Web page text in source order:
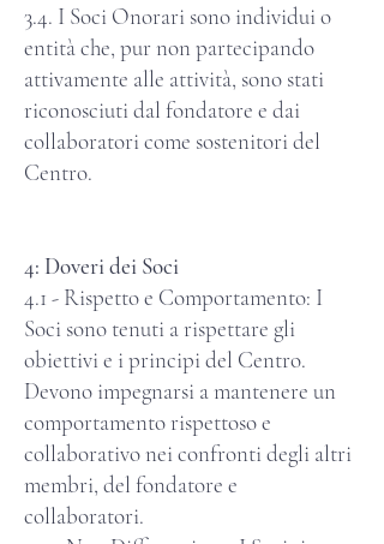
3.4. I Soci Onorari sono individui o
entità che, pur non partecipando
attivamente alle attività, sono stati
riconosciuti dal fondatore e dai
collaboratori come sostenitori del
Centro.
4: Doveri dei Soci
4.1 - Rispetto e Comportamento: I
Soci sono tenuti a rispettare gli
obiettivi e i principi del Centro.
Devono impegnarsi a mantenere un
comportamento rispettoso e
collaborativo nei confronti degli altri
membri, del fondatore e
collaboratori.